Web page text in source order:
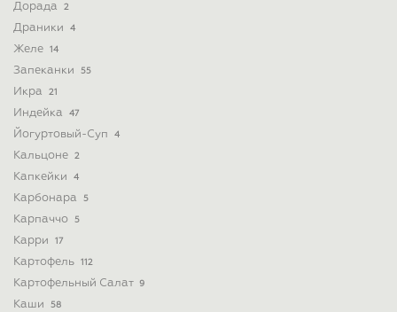
Дорада 2
Драники 4
Желе 14
Запеканки 55
Икра 21
Индейка 47
Йогуртовый-Суп 4
Кальцоне 2
Капкейки 4
Карбонара 5
Карпаччо 5
Карри 17
Картофель 112
Картофельный Салат 9
Каши 58